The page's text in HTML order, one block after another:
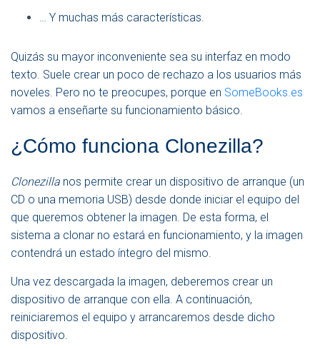
… Y muchas más características.
Quizás su mayor inconveniente sea su interfaz en modo
texto. Suele crear un poco de rechazo a los usuarios más
noveles. Pero no te preocupes, porque en SomeBooks.es
vamos a enseñarte su funcionamiento básico.
¿Cómo funciona Clonezilla?
Clonezilla nos permite crear un dispositivo de arranque (un
CD o una memoria USB) desde donde iniciar el equipo del
que queremos obtener la imagen. De esta forma, el
sistema a clonar no estará en funcionamiento, y la imagen
contendrá un estado íntegro del mismo.
Una vez descargada la imagen, deberemos crear un
dispositivo de arranque con ella. A continuación,
reiniciaremos el equipo y arrancaremos desde dicho
dispositivo.